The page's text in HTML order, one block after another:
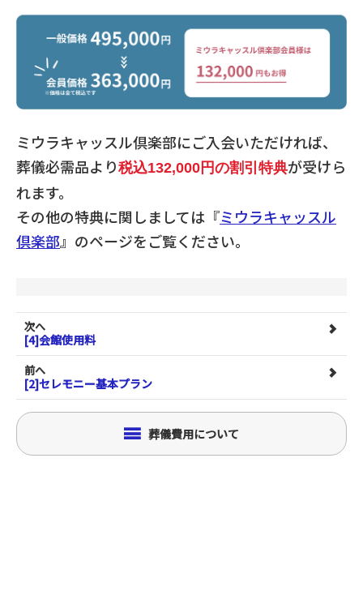
ミウラキャッスル倶楽部にご入会いただければ、
葬儀必需品より税込132,000円の割引特典が受けら
れます。
その他の特典に関しましては『ミウラキャッスル
倶楽部』のページをご覧ください。
次へ
[4]会館使用料
前へ
[2]セレモニー基本プラン
葬儀費用について